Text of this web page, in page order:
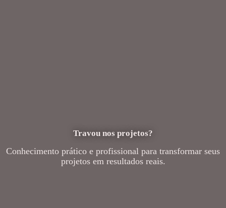
Travou nos projetos?
Conhecimento prático e profissional para transformar seus
projetos em resultados reais.